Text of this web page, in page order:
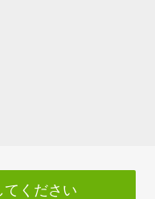
てください